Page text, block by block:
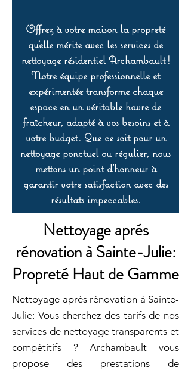
Offrez à votre maison la propreté
qu’elle mérite avec les services de
nettoyage résidentiel Archambault !
Notre équipe professionnelle et
expérimentée transforme chaque
espace en un véritable havre de
fraîcheur, adapté à vos besoins et à
votre budget. Que ce soit pour un
nettoyage ponctuel ou régulier, nous
mettons un point d’honneur à
garantir votre satisfaction avec des
résultats impeccables.
Nettoyage aprés
rénovation à Sainte-Julie:
Propreté Haut de Gamme
Nettoyage aprés rénovation à Sainte-
Julie: Vous cherchez des tarifs de nos
services de nettoyage transparents et
compétitifs ? Archambault vous
propose des prestations de